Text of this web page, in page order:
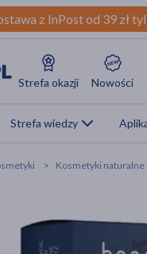
z InPost od 39 zł
Strefa okazji Nowości
Strefa wiedzy
Kosmetyki naturalne